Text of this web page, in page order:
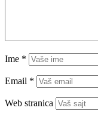
Ime *
Email *
Web stranica